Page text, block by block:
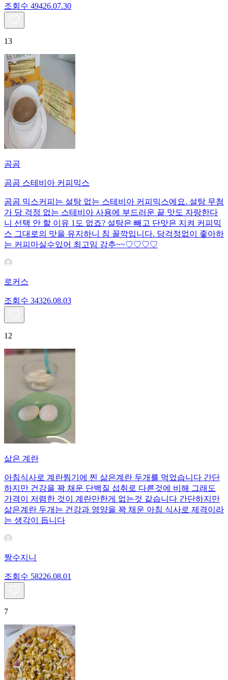
조회수 49426.07.30
13
곰곰
곰곰 스테비아 커피믹스
곰곰 믹스커피는 설탕 없는 스테비아 커피믹스에요. 설탕 무첨
가 당 걱정 없는 스테비아 사용에 부드러운 끝 맛도 자랑한다
니 선택 안 할 이유 1도 없죠? 설탕은 빼고 단맛은 지켜 커피믹
스 그대로의 맛을 유지하니 침 꼴깍입니다. 당걱정없이 좋아하
는 커피마실수있어 최고임 강추~~♡♡♡♡
로커스
조회수 34326.08.03
12
삶은 계란
아침식사로 계란찜기에 찐 삶은계란 두개를 먹었습니다 간단
하지만 건강을 꽉 채운 단백질 섭취로 다른것에 비해 그래도
가격이 저렴한 것이 계란만한게 없는것 같습니다 간단하지만
삶은계란 두개는 건강과 영양을 꽉 채운 아침 식사로 제격이라
는 생각이 듭니다
짱수지니
조회수 58226.08.01
7